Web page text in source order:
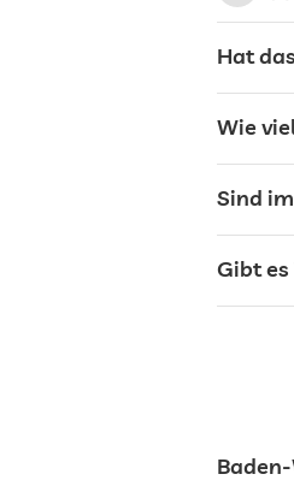
Tresor
Hat
Wie
Sind
Gibt